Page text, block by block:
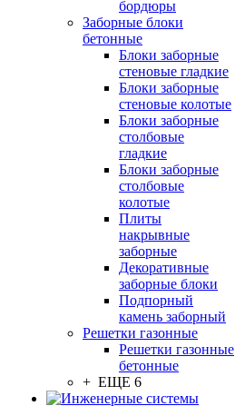
бордюры
Заборные блоки
бетонные
Блоки заборные
стеновые гладкие
Блоки заборные
стеновые колотые
Блоки заборные
столбовые
гладкие
Блоки заборные
столбовые
колотые
Плиты
накрывные
заборные
Декоративные
заборные блоки
Подпорный
камень заборный
Решетки газонные
Решетки газонные
бетонные
+ ЕЩЕ 6